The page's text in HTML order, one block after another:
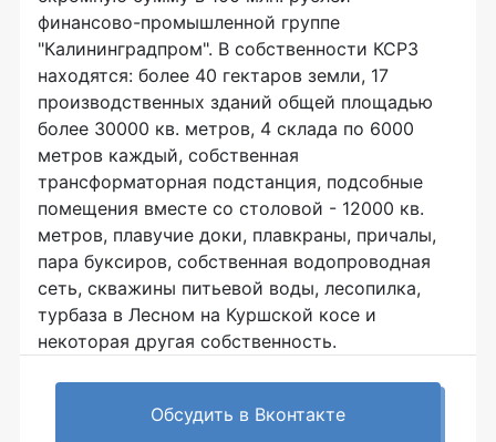
финансово-промышленной группе
"Калининградпром". В собственности КСРЗ
находятся: более 40 гектаров земли, 17
производственных зданий общей площадью
более 30000 кв. метров, 4 склада по 6000
метров каждый, собственная
трансформаторная подстанция, подсобные
помещения вместе со столовой - 12000 кв.
метров, плавучие доки, плавкраны, причалы,
пара буксиров, собственная водопроводная
сеть, скважины питьевой воды, лесопилка,
турбаза в Лесном на Куршской косе и
некоторая другая собственность.
Обсудить в Вконтакте